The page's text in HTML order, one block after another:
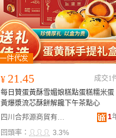
¥ 21.45
成交1
每日贊蛋黃酥雪媚娘糕點蛋糕糯米蛋
黃爆漿流芯酥餅解饞下午茶點心
四川合邦源商貿有限公司
1
回頭率：
3.3%